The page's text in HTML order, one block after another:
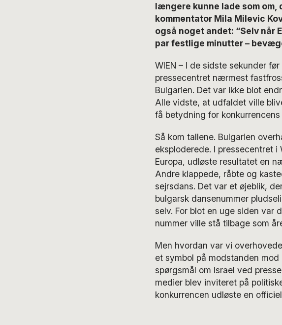
længere kunne lade som
kommentator Mila Milevic
også noget andet: “Selv når
par festlige minutter –
WIEN – I de sidste sekunder
pressecentret nærmest
Bulgarien. Det var ikke blot
Alle vidste, at udfaldet ville
få betydning for
Så kom tallene. Bulgarien
eksploderede. I pressecentret
Europa, udløste resultatet en
Andre klappede, råbte og
sejrsdans. Det var et øjeblik,
bulgarsk dansenummer
selv. For blot en uge siden
nummer ville stå tilbage som
Men hvordan var vi
et symbol på modstanden
spørgsmål om Israel ved
medier blev inviteret på
konkurrencen udløste en